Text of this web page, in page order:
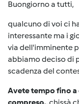
Buongiorno a tutti,
qualcuno di voi ci
interessante ma i
via dell'imminente
abbiamo deciso di
scadenza del
Avete tempo fino a